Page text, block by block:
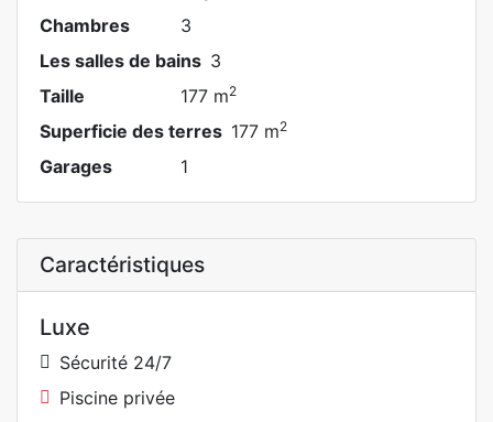
Chambres
3
Les salles de bains 3
Taille
177 m2
Superficie des terres 177 m2
Garages 1
Caractéristiques
Luxe
Sécurité 24/7
Piscine privée